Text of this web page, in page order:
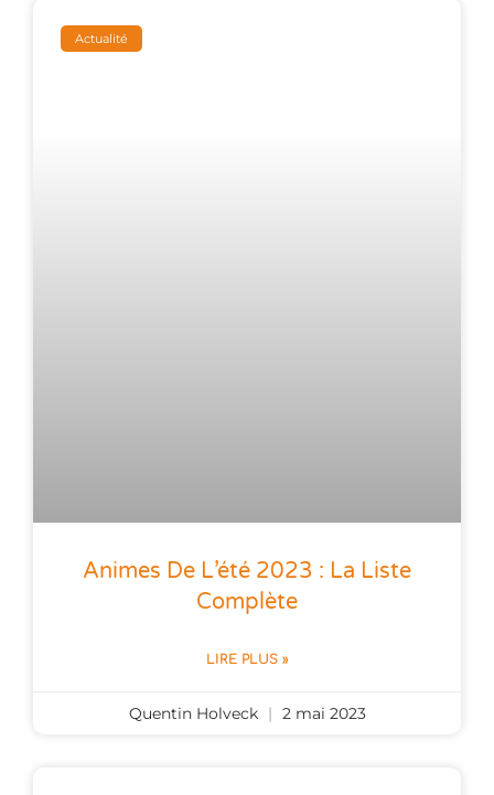
Actualité
Animes De L’été 2023 : La Liste
Complète
LIRE PLUS »
Quentin Holveck 2 mai 2023